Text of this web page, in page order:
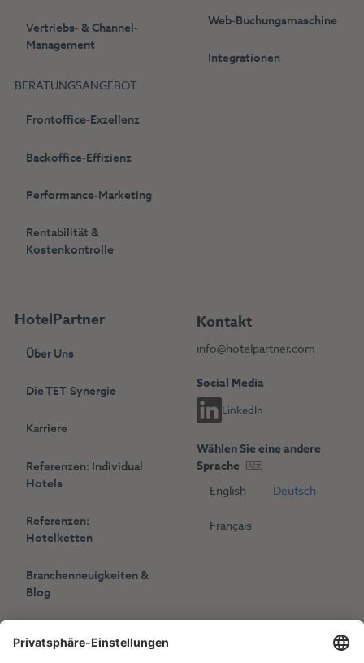
Vertriebs- & Channel-
Management
BERATUNGSANGEBOT
Frontoffice-Exzellenz
Backoffice-Effizienz
Performance-Marketing
Rentabilität &
Kostenkontrolle
Web-Buchungsmaschine
Integrationen
HotelPartner
Über Uns
Die TET-Synergie
Karriere
Referenzen: Individual
Hotels
Referenzen:
Hotelketten
Branchenneuigkeiten &
Blog
Kontakt
info@hotelpartner.com
Social Media
LinkedIn
Wählen Sie eine andere
Sprache
English
Deutsch
Français